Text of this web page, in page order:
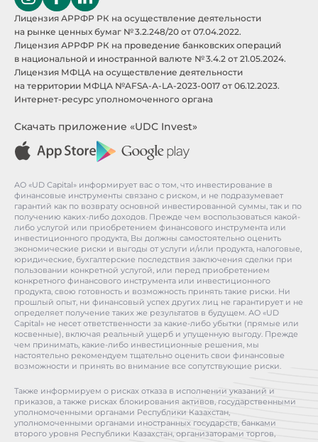
Лицензия АРРФР РК на осуществление деятельности
на рынке ценных бумаг № 3.2.248/20 от 07.04.2022.
Лицензия АРРФР РК на проведение банковских операций
в национальной и иностранной валюте № 3.4.2 от 21.05.2024.
Лицензия МФЦА на осуществление деятельности
на территории МФЦА №AFSA-A-LA-2023-0017 от 06.12.2023.
Интернет-ресурс уполномоченного органа
Скачать приложение «UDC Invest»
АО «UD Capital» информирует вас о том, что инвестирование в
финансовые инструменты связано с риском, и не подразумевает
гарантий как по возврату основной инвестированной суммы, так и по
получению каких-либо доходов. Прежде чем воспользоваться какой-
либо услугой или приобретением финансового инструмента или
инвестиционного продукта, Вы должны самостоятельно оценить
экономические риски и выгоды от услуги и/или продукта, налоговые,
юридические, бухгалтерские последствия заключения сделки при
пользовании конкретной услугой, или перед приобретением
конкретного финансового инструмента или инвестиционного
продукта, свою готовность и возможность принять такие риски. Ни
прошлый опыт, ни финансовый успех других лиц не гарантирует и не
определяет получение таких же результатов в будущем. АО «UD
Capital» не несет ответственности за какие-либо убытки (прямые или
косвенные), включая реальный ущерб и упущенную выгоду. Прежде
чем принимать, какие-либо инвестиционные решения, мы
настоятельно рекомендуем тщательно оценить свои финансовые
возможности и принять во внимание все сопутствующие риски.
Также информируем о рисках отказа в исполнении указаний и
приказов, а также рисках блокирования активов, государственными
уполномоченными органами Республики Казахстан,
уполномоченными органами иностранных государств, банками
второго уровня Республики Казахстан, организаторами торгов,